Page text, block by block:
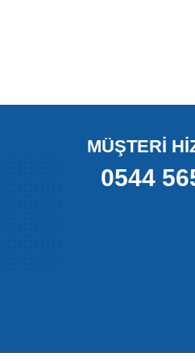
fren pedalına basıldığında
öneme sahiptir. Aşınmış
MÜŞTERİ
0544